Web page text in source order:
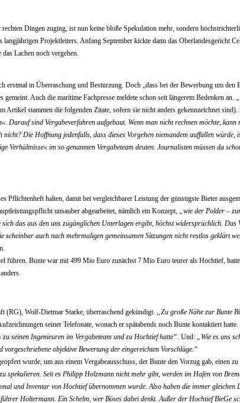
Dingen zuging, ist nun keine bloße Spekulation mehr, sondern
Projektleiters. Anfang September kickte dann das
Lachen noch vergehen.
erstmal in Überraschung und Bestürzung. Doch „dass bei der Bewerbung um
Auch die maritime Fachpresse meldete schon seit längerem Bedenken an.
stammen die folgenden Zitate, sofern sie nicht anders gekennzeichnet
Darauf sind Vergabeverfahren aufgebaut. Wenn man nicht rechnen möchte,
nicht? Die Hoffnung jedenfalls, dass dieses Vorgehen niemandem auffallen
Verhältnisse« im so genannten Vergabeteam deuten. Journalisten müssen da
Pflichtenheft halten, damit bei vergleichbarer Leistung der günstigste Bieter
unsauber abgearbeitet, nämlich ein Konzept,
„wie der Polder –
das aus den uns zugänglichen Unterlagen ergibt, höchst widersprüchlich.
auch nach mehrmaligen gemeinsamen Sitzungen nicht restlos geklärt
führen. Bunte war mit 499 Mio Euro zunächst 7 Mio Euro teurer als Hochtief,
(RG), Wolf-Dietmar Starke, überraschend gekündigt.
„Zu große Nähe zur Bunte
seiner Telefonate, wonach er spätabends noch Bunte kontaktiert
zu seinen Ingenieuren im Vergabeteam und zu Hochtief hatte“ . Und: „Wie es uns
objektive Bewertung der eingereichten Vorschläge.“
wurde, um aus einem Vergabeausschuss, der Bunte den Vorzug gab, einen
spekulieren. Seit es Philipp Holzmann nicht mehr gibt, werden im Hafen von
und Inventar von Hochtief übernommen wurde. Also haben die immer
Holtermann. Ein Schelm, wer Böses dabei denkt. Außer der Hochtief BieGe